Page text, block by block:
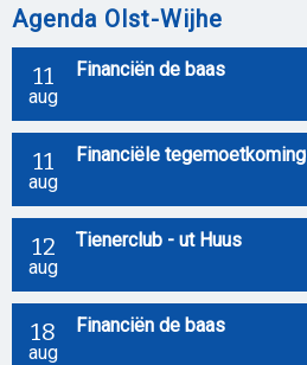
Agenda Olst-Wijhe
11
aug
Financiën de baas
11
aug
Financiële tegemoetkoming
12
aug
Tienerclub - ut Huus
18
aug
Financiën de baas